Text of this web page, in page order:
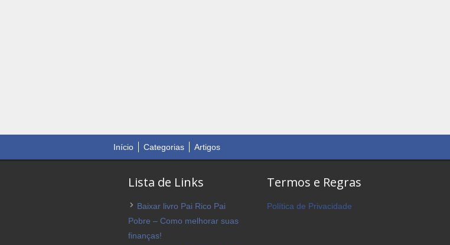
Início Categorias Artigos
Lista de Links
Baixar livro Pai Rico Pai
Pobre – Como melhorar suas
finanças!
Termos e Regras
Política de Privacidade